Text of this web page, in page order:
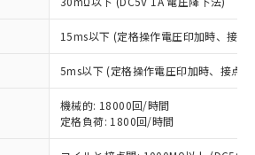
15ms以下 (定格操作電圧印加時、接点
5ms以下 (定格操作電圧印加時、接点
機械的: 18000回/時間
定格負荷: 1800回/時間
ビスは、当社制御機器事業取扱
当社在庫状況および標準価格
提供させていただくもので
御機器事業取扱商品の中には、
ビスの対象外となる商品もある
ご了承ください。
。
：EU RoHS指令（10物質）の
状況を調査中または確認中の
イセンス料など無形物で、有
関係のない商品です。
情により、非含有部品として
含有品と判明した場合などや
表
質材料含有率が中国RoHSの
あることを示します。
質材料含有率が中国RoHSの
ていることを示します。
認です。当社販売部門へお問
、これら貴社製品のうち、外国